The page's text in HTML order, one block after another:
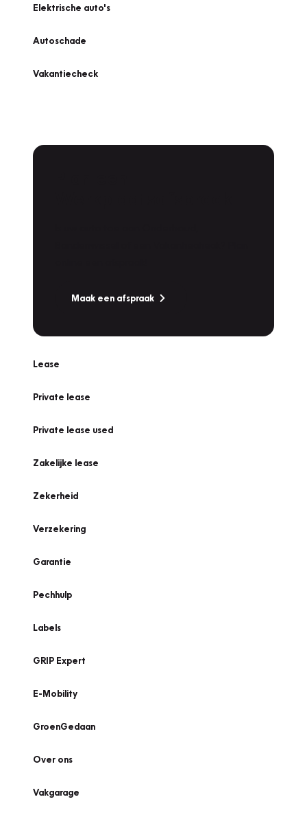
Elektrische auto's
Autoschade
Vakantiecheck
Maak een afspraak
Lease
Private lease
Private lease used
Zakelijke lease
Zekerheid
Verzekering
Garantie
Pechhulp
Labels
GRIP Expert
E-Mobility
GroenGedaan
Over ons
Vakgarage